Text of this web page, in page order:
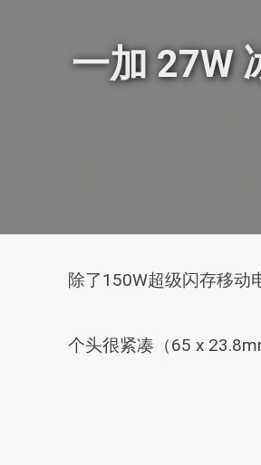
一加 27W
除了150W超级闪存移动
个头很紧凑（65 x